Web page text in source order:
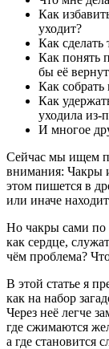
Как
уходит?
Как сделать
Как понять
бы её
Как собрать
Как
уходила из-
И многое
Сейчас мы ищем
внимания: Чакры
этом пишется в
или иначе
Но чакры сами по
как сердце,
чём проблема?
В этой статье я
как на набор
Через неё легче
где сжимаются
а где становится